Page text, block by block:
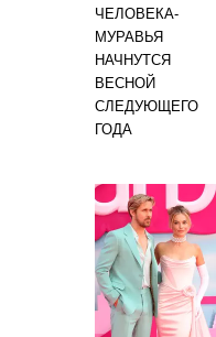
ЧЕЛОВЕКА-
МУРАВЬЯ
НАЧНУТСЯ
ВЕСНОЙ
СЛЕДУЮЩЕГО
ГОДА